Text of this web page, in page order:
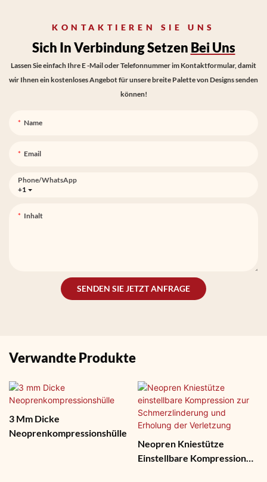
KONTAKTIEREN SIE UNS
Sich In Verbindung Setzen Bei Uns
Lassen Sie einfach Ihre E -Mail oder Telefonnummer im Kontaktformular, damit
wir Ihnen ein kostenloses Angebot für unsere breite Palette von Designs senden
können!
Name
Email
+1
Phone/whatsApp
Inhalt
SENDEN SIE JETZT ANFRAGE
Verwandte Produkte
3 Mm Dicke
Neoprenkompressionshülle
Neopren Kniestütze
Einstellbare Kompression